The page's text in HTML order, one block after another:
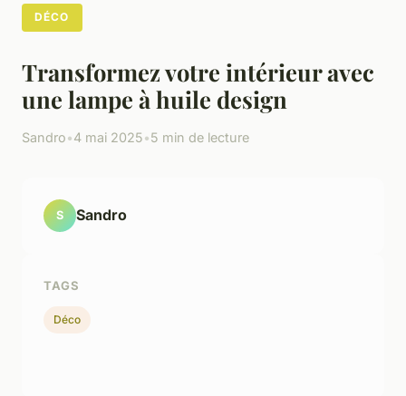
DÉCO
Transformez votre intérieur avec
une lampe à huile design
Sandro•4 mai 2025•5 min de lecture
S Sandro
TAGS
Déco